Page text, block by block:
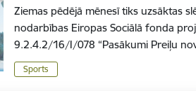
Ziemas pēdējā mēnesī tiks uzsāktas
nodarbības Eiropas Sociālā fonda
9.2.4.2/16/I/078 “Pasākumi Preiļu
Sports